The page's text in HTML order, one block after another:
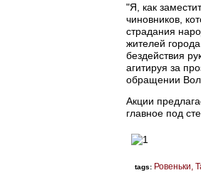
"Я, как
чиновников,
страдания
жителей
бездействия
агитируя за
обращении
Акции
главное под
tags: Ровеньки